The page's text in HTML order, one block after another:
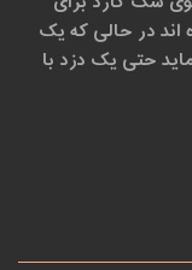
اند در حالی که یک
حتی یک دزد با